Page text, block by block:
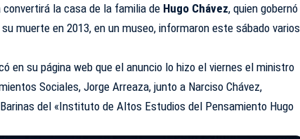
convertirá la casa de la familia de Hugo Chávez, quien gobernó
muerte en 2013, en un museo, informaron este sábado varios
en su página web que el anuncio lo hizo el viernes el ministro
Sociales, Jorge Arreaza, junto a Narciso Chávez,
del «Instituto de Altos Estudios del Pensamiento Hugo